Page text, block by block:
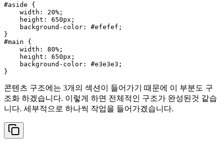
#aside {
width : 20% ;
height : 650px ;
background-color : #efefef ;
#main {
width : 80% ;
height : 650px ;
background-color : #e3e3e3 ;
콘텐츠 구조에는 3개의 섹션이 들어가기 때문에 이 부분도 구
조화 하겠습니다. 이렇게 하면 전체적인 구조가 완성된것 같습
니다. 세부적으로 하나씩 작업을 들어가겠습니다.